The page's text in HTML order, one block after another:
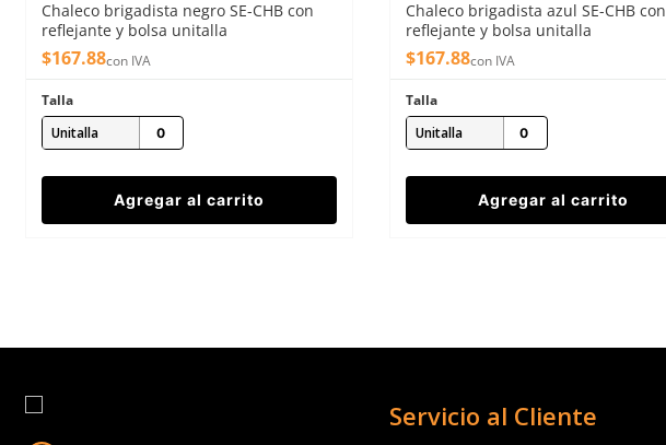
Enviar comentario
Chaleco brigadista negro SE-CHB con
reflejante y bolsa unitalla
$167.88con IVA
Talla
Unitalla
Agregar al carrito
Chaleco brigadista azul SE-CHB con
reflejante y bolsa unitalla
$167.88con IVA
Talla
Unitalla
Agregar al carrito
Servicio al Cliente